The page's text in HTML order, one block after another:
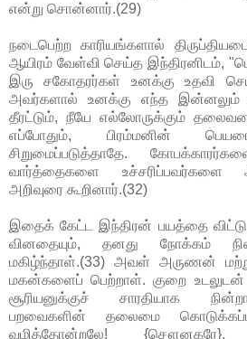
என்று சொன்னார்.(29)
நடைபெற்ற காரியங்களால்
ஆயிரம் வேள்வி செய்த இந்திரனிடம்,
இரு சகோதரர்கள் உனக்கு உதவி
அவர்களால் உனக்கு எந்த இன்னலும்
தீரட்டும், நீயே எல்லோருக்கும்
எப்போதும், பிரம்மனின்
சிறுமைப்படுத்தாதே.
வார்த்தைகளை உச்சரிப்பவர்களை
அறிவுரை கூறினார்.(32)
இதைக் கேட்ட இந்திரன் பயத்தை
வினதையும், தனது நோக்கம்
மகிழ்ந்தாள்.(33) அவள் அருணன்
மகன்களைப் பெற்றாள். குறை
சூரியனுக்குச் சாரதியாக
பறவைகளின் தலைமை
வழித்தோன்றலே! {சௌனகரே},